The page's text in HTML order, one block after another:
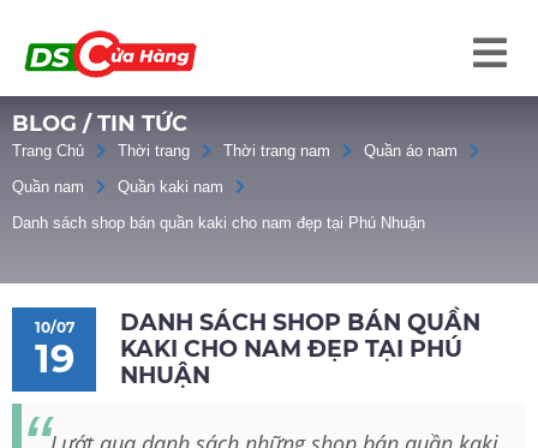
BLOG / TIN TỨC
Trang Chủ Thời trang Thời trang nam
Quần áo nam
Quần nam
Quần kaki nam
Danh sách shop bán quần kaki cho nam đẹp tại Phú Nhuận
10/07
19
DANH SÁCH SHOP BÁN QUẦN
KAKI CHO NAM ĐẸP TẠI PHÚ
NHUẬN